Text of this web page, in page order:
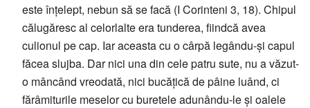
este înțelept, nebun să se facă (I Corinteni 3, 18). Chipul
călugăresc al celorlalte era tunderea, fiindcă avea
culionul pe cap. Iar aceasta cu o cârpă legându-și capul
făcea slujba. Dar nici una din cele patru sute, nu a văzut-
o mâncând vreodată, nici bucățică de pâine luând, ci
fărâmiturile meselor cu buretele adunându-le și oalele